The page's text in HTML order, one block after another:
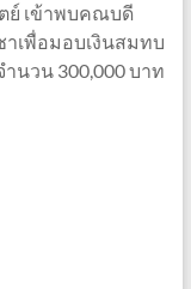
ย์ เข้าพบคณบดี
เพื่อมอบเงินสมทบ
นวน 300,000 บาท